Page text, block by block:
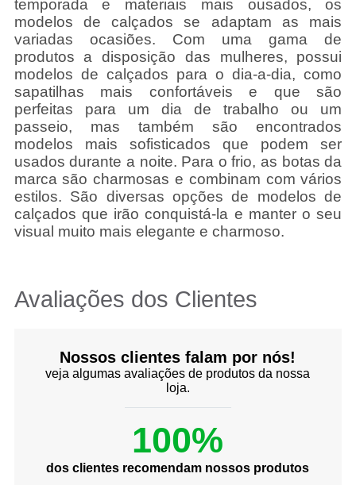
temporada e materiais mais ousados, os
modelos de calçados se adaptam as mais
variadas ocasiões. Com uma gama de
produtos a disposição das mulheres, possui
modelos de calçados para o dia-a-dia, como
sapatilhas mais confortáveis e que são
perfeitas para um dia de trabalho ou um
passeio, mas também são encontrados
modelos mais sofisticados que podem ser
usados durante a noite. Para o frio, as botas da
marca são charmosas e combinam com vários
estilos. São diversas opções de modelos de
calçados que irão conquistá-la e manter o seu
visual muito mais elegante e charmoso.
Avaliações dos Clientes
Nossos clientes falam por nós!
veja algumas avaliações de produtos da nossa
loja.
100%
dos clientes recomendam nossos produtos